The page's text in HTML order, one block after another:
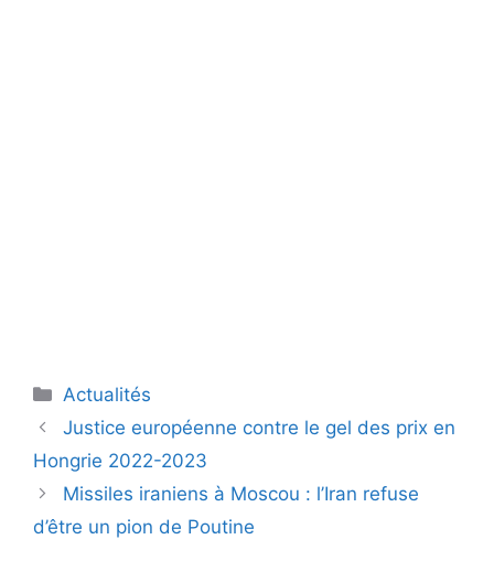
Catégories
Actualités
Justice européenne contre le gel des prix en
Hongrie 2022-2023
Missiles iraniens à Moscou : l’Iran refuse
d’être un pion de Poutine